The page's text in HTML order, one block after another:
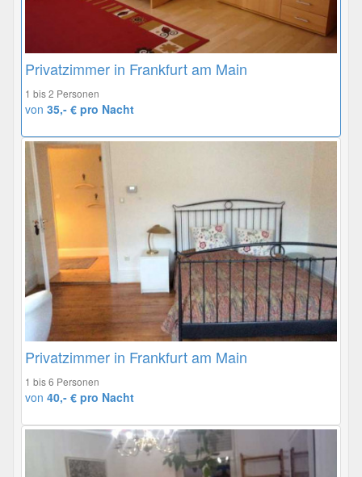
Privatzimmer in Frankfurt am Main
1 bis 2 Personen
von 35,- € pro Nacht
Privatzimmer in Frankfurt am Main
1 bis 6 Personen
von 40,- € pro Nacht